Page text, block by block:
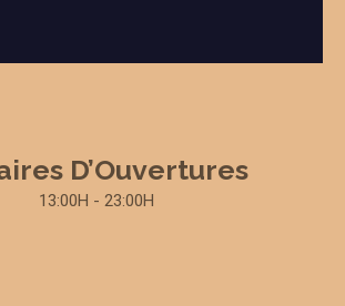
D’Ouvertures
13:00H - 23:00H